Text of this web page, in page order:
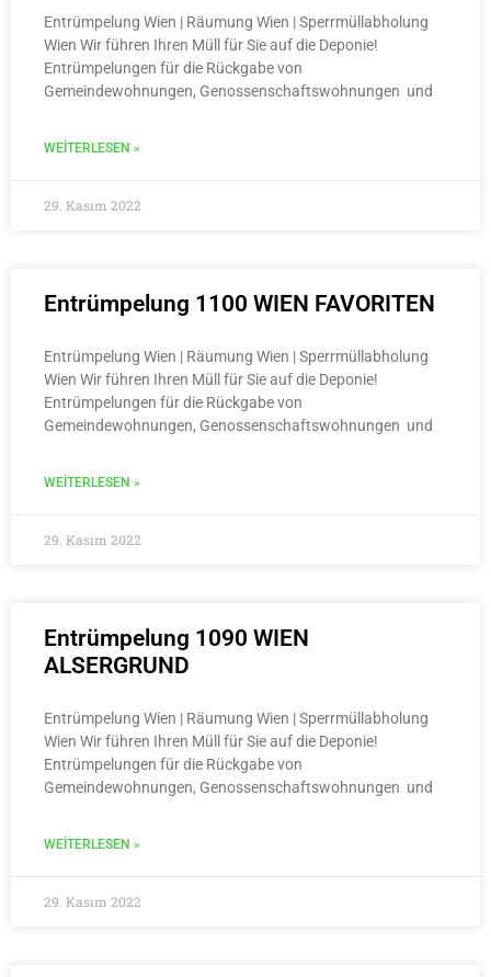
Entrümpelung Wien | Räumung Wien | Sperrmüllabholung
Wien Wir führen Ihren Müll für Sie auf die Deponie!
Entrümpelungen für die Rückgabe von
Gemeindewohnungen, Genossenschaftswohnungen und
WEITERLESEN »
29. Kasım 2022
Entrümpelung 1100 WIEN FAVORITEN
Entrümpelung Wien | Räumung Wien | Sperrmüllabholung
Wien Wir führen Ihren Müll für Sie auf die Deponie!
Entrümpelungen für die Rückgabe von
Gemeindewohnungen, Genossenschaftswohnungen und
WEITERLESEN »
29. Kasım 2022
Entrümpelung 1090 WIEN
ALSERGRUND
Entrümpelung Wien | Räumung Wien | Sperrmüllabholung
Wien Wir führen Ihren Müll für Sie auf die Deponie!
Entrümpelungen für die Rückgabe von
Gemeindewohnungen, Genossenschaftswohnungen und
WEITERLESEN »
29. Kasım 2022